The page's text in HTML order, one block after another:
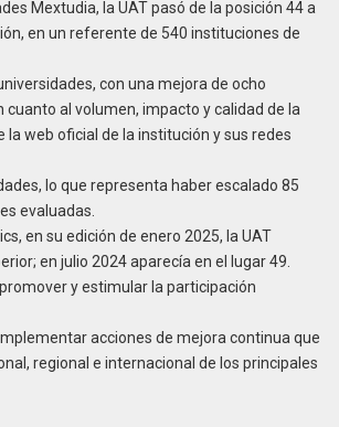
Mextudia, la UAT pasó de la posición 44 a
en un referente de 540 instituciones de
con una mejora de ocho
al volumen, impacto y calidad de la
web oficial de la institución y sus redes
lo que representa haber escalado 85
evaluadas.
en su edición de enero 2025, la UAT
en julio 2024 aparecía en el lugar 49.
y estimular la participación
acciones de mejora continua que
regional e internacional de los principales